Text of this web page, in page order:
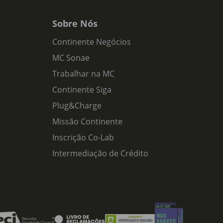
Sobre Nós
Continente Negócios
MC Sonae
Trabalhar na MC
Continente Siga
Plug&Charge
Missão Continente
Inscrição Co-Lab
Intermediação de Crédito